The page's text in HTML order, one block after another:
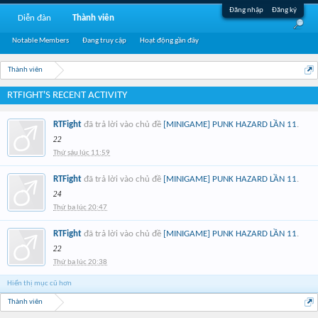
Đăng nhập Đăng ký
Thành viên
RTFIGHT'S RECENT ACTIVITY
RTFight đã trả lời vào chủ đề [MINIGAME] PUNK HAZARD LẦN 11.
22
Thứ sáu lúc 11:59
RTFight đã trả lời vào chủ đề [MINIGAME] PUNK HAZARD LẦN 11.
24
Thứ ba lúc 20:47
RTFight đã trả lời vào chủ đề [MINIGAME] PUNK HAZARD LẦN 11.
22
Thứ ba lúc 20:38
Hiển thị mục cũ hơn
Thành viên
Diễn đàn Thành viên
Notable Members Đang truy cập Hoạt động gần đây